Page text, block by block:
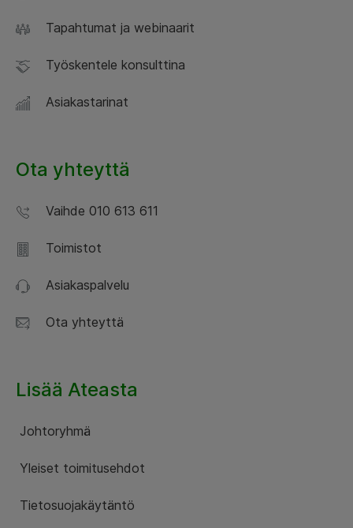
Tapahtumat ja webinaarit
Työskentele konsulttina
Asiakastarinat
Ota yhteyttä
Vaihde 010 613 611
Toimistot
Asiakaspalvelu
Ota yhteyttä
Lisää Ateasta
Johtoryhmä
Yleiset toimitusehdot
Tietosuojakäytäntö